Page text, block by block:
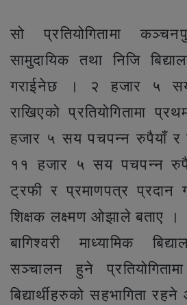
सो प्रतियोगितामा
सामुदायिक तथा निजि
गराईनेछ । २ हजार ५
राखिएको प्रतियोगितामा
हजार ५ सय पचपन्न रुपैयाँ र
११ हजार ५ सय पचपन्न
ट्रफी र प्रमाणपत्र
शिक्षक लक्ष्मण ओझाले बताए ।
बागिश्वरी माध्यामिक
सञ्चालन हुने
बिद्यार्थीहरुको सहभागिता